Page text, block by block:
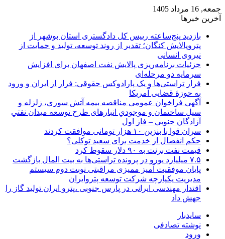
جمعه, 16 مرداد 1405
آخرین خبرها
بازدید پنج‌ساعته رییس کل دادگستری استان بوشهر از
پتروپالایش کنگان؛ تقدیر از روند توسعه، تولید و حمایت از
نیروی انسانی
جزئیات برنامه‌ریزی پالایش نفت اصفهان برای افزایش
سرمایه دو مرحله‌ای
فرار تراستی‌ها و یک پارادوکس حقوقی: فرار از ایران و ورود
به حوزۀ قضایی آمریکا
آگهی فراخوان عمومی مناقصه بيمه آتش سوزي، زلزله و
سیل ساختمان و موجودي انبارهای طرح توسعه ميدان نفتي
آزادگان جنوبي – فاز اول
سران قوا با بنزین ۱۰ هزار تومانی موافقت کردند
حکم انفصال از خدمت برای سعید توکلی؟
قیمت نفت برنت به ۹۰ دلار سقوط کرد
۷.۵ میلیارد یورو در پرونده تراستی‌ها به بیت المال بازگشت
پایان موفقیت آمیز ممیزی مراقبتی نوبت دوم سیستم
مدیریت یکپارچه شرکت توسعه پتروایران
اقتدار مهندسی ایرانی در پارس جنوبی ،پترو ایران تولید گاز را
جهش داد
سایدبار
نوشته تصادفی
ورود